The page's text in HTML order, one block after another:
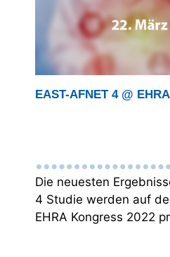
EAST-AFNET 4 @
Die neuesten
4 Studie werden auf
EHRA Kongress 2022